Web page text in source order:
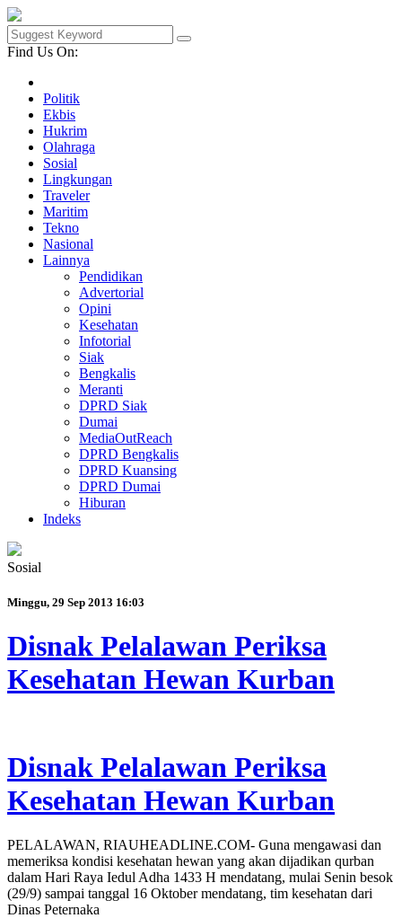
Find Us On:
Politik
Ekbis
Hukrim
Olahraga
Sosial
Lingkungan
Traveler
Maritim
Tekno
Nasional
Lainnya
Pendidikan
Advertorial
Opini
Kesehatan
Infotorial
Siak
Bengkalis
Meranti
DPRD Siak
Dumai
MediaOutReach
DPRD Bengkalis
DPRD Kuansing
DPRD Dumai
Hiburan
Indeks
Sosial
Minggu, 29 Sep 2013 16:03
Disnak Pelalawan Periksa
Kesehatan Hewan Kurban
Disnak Pelalawan Periksa
Kesehatan Hewan Kurban
PELALAWAN, RIAUHEADLINE.COM- Guna mengawasi dan
memeriksa kondisi kesehatan hewan yang akan dijadikan qurban
dalam Hari Raya Iedul Adha 1433 H mendatang, mulai Senin besok
(29/9) sampai tanggal 16 Oktober mendatang, tim kesehatan dari
Dinas Peternaka